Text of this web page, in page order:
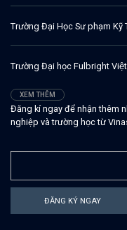
Trường Đại Học Sư phạm Kỹ
Trường Đại học Fulbright
XEM THÊM
Đăng kí ngay để nhận thêm
nghiệp và trường học từ
ĐĂNG KÝ NGAY